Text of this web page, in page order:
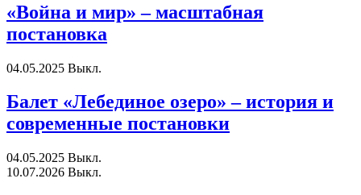
«Война и мир» – масштабная
постановка
04.05.2025 Выкл.
Балет «Лебединое озеро» – история и
современные постановки
04.05.2025 Выкл.
10.07.2026 Выкл.